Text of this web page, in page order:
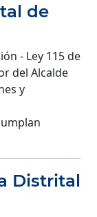
de
- Ley 115 de
del Alcalde
y
Distrital